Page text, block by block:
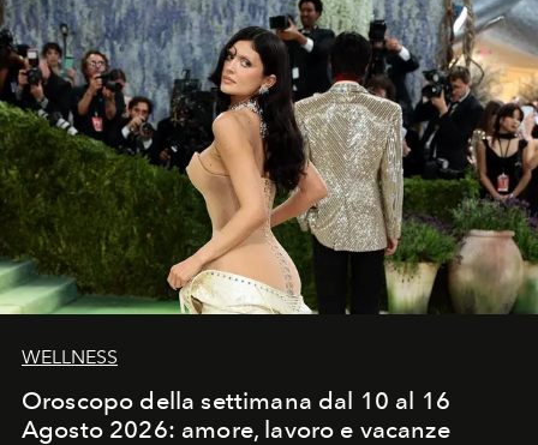
WELLNESS
Oroscopo della settimana dal 10 al 16
Agosto 2026: amore, lavoro e vacanze